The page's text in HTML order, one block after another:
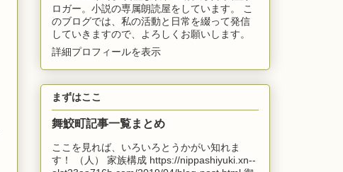
ロガー。小説の専属朗読屋をしています。 こ
のブログでは、私の活動と日常を綴って発信
していきますので、よろしくお願いします。
詳細プロフィールを表示
まずはここ
舞鮫町記事一覧まとめ
ここを見れば、いろいろとうかがい知れま
す！ （人） 家族構成 https://nippashiyuki.xn--